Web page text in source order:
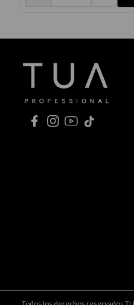
Todos los derechos reservados